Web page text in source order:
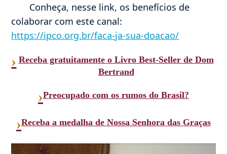
Conheça, nesse link, os benefícios de
colaborar com este canal:
https://ipco.org.br/faca-ja-sua-doacao/
› Receba gratuitamente o Livro Best-Seller de Dom
Bertrand
›Preocupado com os rumos do Brasil?
›Receba a medalha de Nossa Senhora das Graças